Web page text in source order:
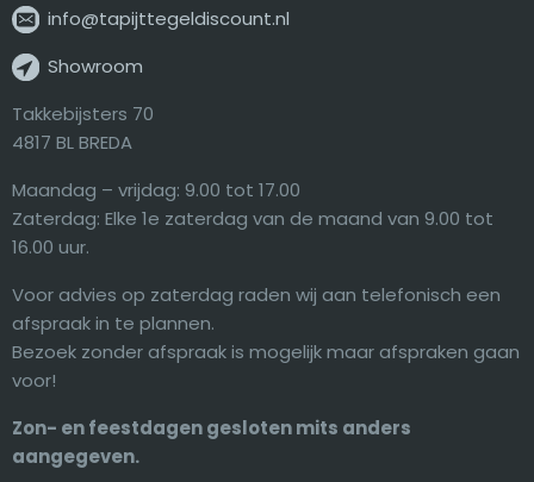
info@tapijttegeldiscount.nl
Showroom
Takkebijsters 70
4817 BL BREDA
Maandag – vrijdag: 9.00 tot 17.00
Zaterdag: Elke 1e zaterdag van de maand van 9.00 tot
16.00 uur.
Voor advies op zaterdag raden wij aan telefonisch een
afspraak in te plannen.
Bezoek zonder afspraak is mogelijk maar afspraken gaan
voor!
Zon- en feestdagen gesloten mits anders
aangegeven.